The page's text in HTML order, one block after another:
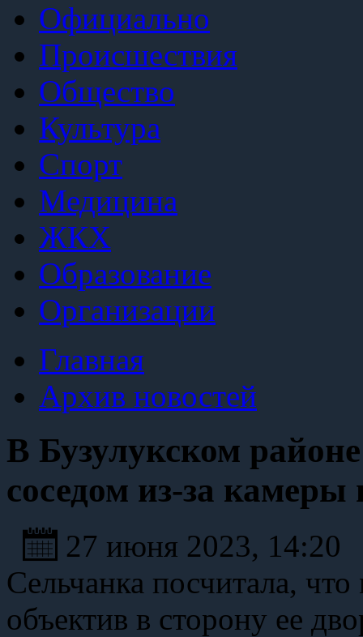
Официально
Происшествия
Общество
Культура
Спорт
Медицина
ЖКХ
Образование
Организации
Главная
Архив новостей
В Бузулукском
соседом из-за
27 июня 2023, 14:20
Сельчанка посчитала,
объектив в сторону ее